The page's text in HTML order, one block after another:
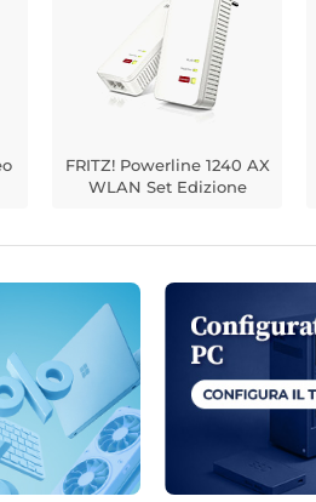
FRITZ! Powerline 1240 AX
WLAN Set Edizione